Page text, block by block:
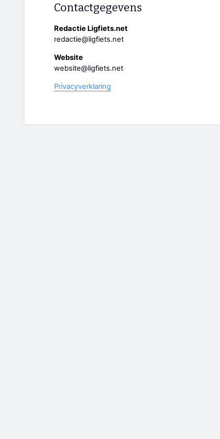
Contactgegevens
Redactie Ligfiets.net
redactie@ligfiets.net
Website
website@ligfiets.net
Privacyverklaring